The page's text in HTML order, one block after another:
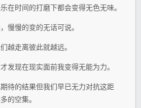
在时间的打磨下都会变得无色无味。
慢慢的变的无话可说。
越走离彼此就越远。
发现在现实面前我变得无能为力。
待的结果但我们早已无力对抗这距
的空集。